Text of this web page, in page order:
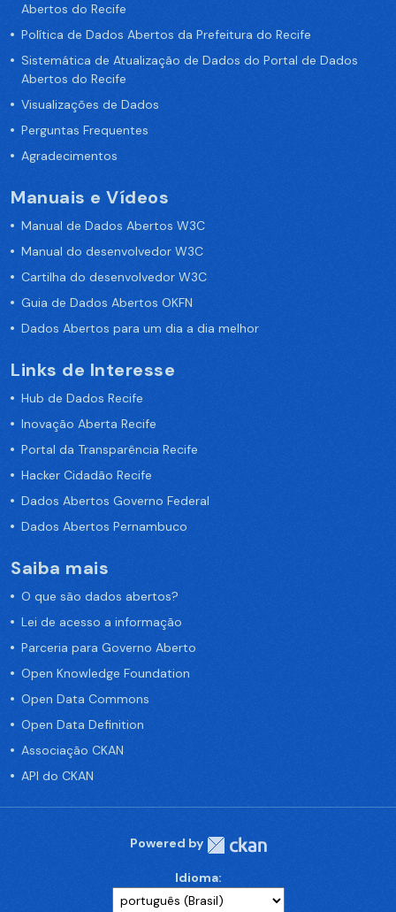
Abertos do Recife
Política de Dados Abertos da Prefeitura do Recife
Sistemática de Atualização de Dados do Portal de Dados
Abertos do Recife
Visualizações de Dados
Perguntas Frequentes
Agradecimentos
Manuais e Vídeos
Manual de Dados Abertos W3C
Manual do desenvolvedor W3C
Cartilha do desenvolvedor W3C
Guia de Dados Abertos OKFN
Dados Abertos para um dia a dia melhor
Links de Interesse
Hub de Dados Recife
Inovação Aberta Recife
Portal da Transparência Recife
Hacker Cidadão Recife
Dados Abertos Governo Federal
Dados Abertos Pernambuco
Saiba mais
O que são dados abertos?
Lei de acesso a informação
Parceria para Governo Aberto
Open Knowledge Foundation
Open Data Commons
Open Data Definition
Associação CKAN
API do CKAN
Powered by
Idioma